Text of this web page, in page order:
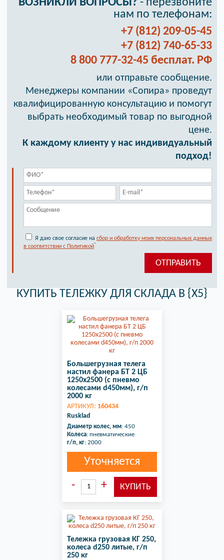
ВОЗНИКЛИ ВОПРОСЫ? - перезвоните
нам по телефонам:
+7 (812) 209-05-45
+7 (812) 740-65-33
8 800 777-32-45 бесплат. РФ
или отправьте сообщение.
Менеджеры компании «Сопира» проведут
квалифицированную консультацию и помогут
выбрать необходимый товар по выгодной
цене.
К каждому клиенту у нас индивидуальный
подход!
Я даю свое согласие на сбор и обработку моих персональных данных
в соответствии с Политикой*
КУПИТЬ ТЕЛЕЖКУ ДЛЯ СКЛАДА В {X5}
Большегрузная телега
настил фанера БТ 2 ЦБ
1250х2500 (с пневмо
колесами d450мм), г/п
2000 кг
АРТИКУЛ: 160434
Rusklad
Диаметр колес, мм: 450
Колеса: пневматические
г/п, кг: 2000
Уточняется
Тележка грузовая КГ 250,
колеса d250 литые, г/п
250 кг